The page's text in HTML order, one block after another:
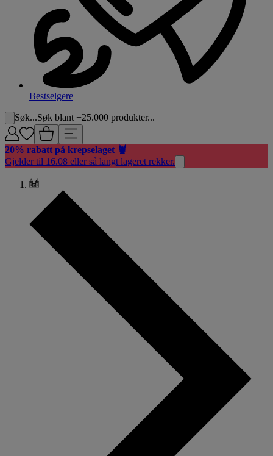
Bestselgere
Søk...Søk blant +25.000 produkter...
20% rabatt på krepselaget 🦞
Gjelder til 16.08 eller så langt lageret rekker.